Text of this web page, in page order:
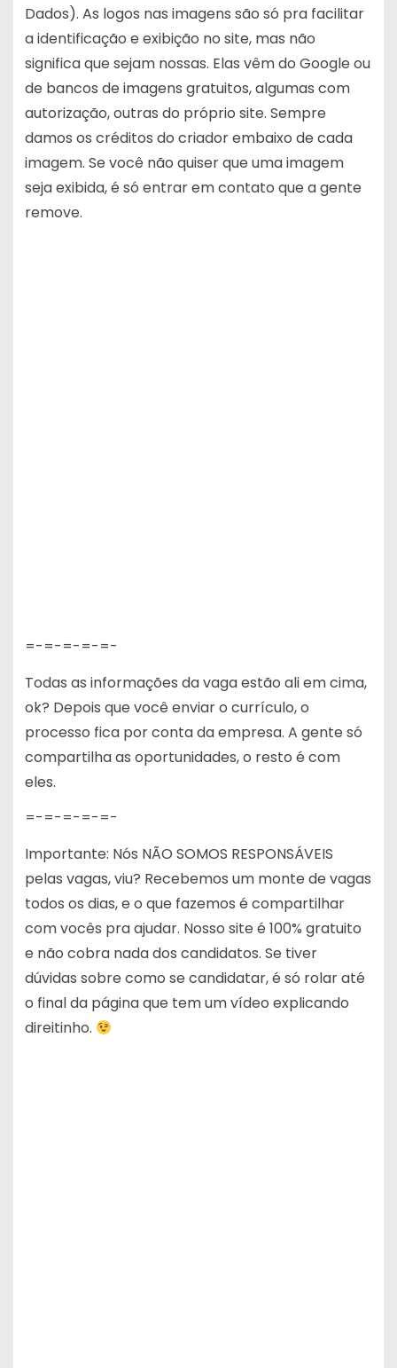
Dados). As logos nas imagens são só pra facilitar
a identificação e exibição no site, mas não
significa que sejam nossas. Elas vêm do Google ou
de bancos de imagens gratuitos, algumas com
autorização, outras do próprio site. Sempre
damos os créditos do criador embaixo de cada
imagem. Se você não quiser que uma imagem
seja exibida, é só entrar em contato que a gente
remove.
=-=-=-=-=-
Todas as informações da vaga estão ali em cima,
ok? Depois que você enviar o currículo, o
processo fica por conta da empresa. A gente só
compartilha as oportunidades, o resto é com
eles.
=-=-=-=-=-
Importante: Nós NÃO SOMOS RESPONSÁVEIS
pelas vagas, viu? Recebemos um monte de vagas
todos os dias, e o que fazemos é compartilhar
com vocês pra ajudar. Nosso site é 100% gratuito
e não cobra nada dos candidatos. Se tiver
dúvidas sobre como se candidatar, é só rolar até
o final da página que tem um vídeo explicando
direitinho.